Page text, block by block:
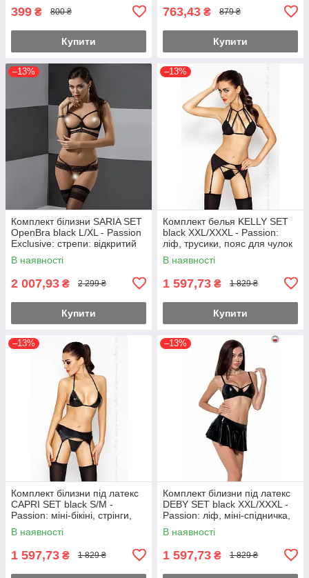
399 ₴ 800 ₴
Купити
763,43 ₴ 879 ₴
Купити
–13%
Комплект білизни SARIA SET
OpenBra black L/XL - Passion
Exclusive: стрепи: відкритий
ліф, стрінги Feromon
В наявності
2 007,93 ₴ 2 299 ₴
Купити
–13%
Комплект белья KELLY SET
black XXL/XXXL - Passion:
ліф, трусики, пояс для чулок
Feromon
В наявності
1 597,73 ₴ 1 829 ₴
Купити
–13%
Комплект білизни під латекс
CAPRI SET black S/M -
Passion: міні-бікіні, стрінги,
пояс для панчох Feromon
В наявності
1 597,73 ₴ 1 829 ₴
–13%
Комплект білизни під латекс
DEBY SET black XXL/XXXL -
Passion: ліф, міні-спідничка,
стрінги Feromon
В наявності
1 597,73 ₴ 1 829 ₴